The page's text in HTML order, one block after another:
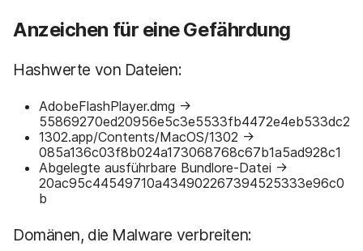
Anzeichen für eine Gefährdung
Hashwerte von Dateien:
AdobeFlashPlayer.dmg →
55869270ed20956e5c3e5533fb4472e4eb533dc2
1302.app/Contents/MacOS/1302 →
085a136c03f8b024a173068768c67b1a5ad928c1
Abgelegte ausführbare Bundlore-Datei →
20ac95c44549710a434902267394525333e96c0
b
Domänen, die Malware verbreiten: